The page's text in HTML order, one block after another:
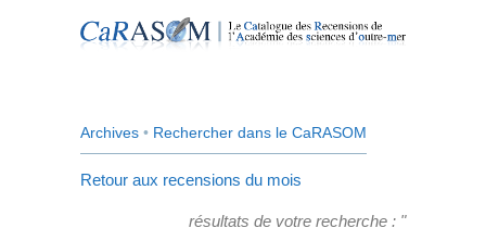
Archives • Rechercher dans le CaRASOM
Retour aux recensions du mois
résultats de votre recherche : "